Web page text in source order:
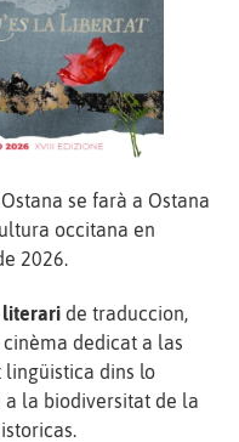
se farà a Ostana
occitana en
2026.
literari de traduccion,
dedicat a las
lingüistica dins lo
a la biodiversitat de la